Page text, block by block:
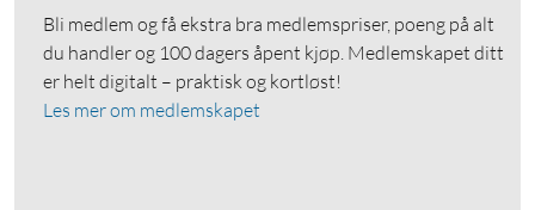
Bli medlem og få ekstra bra medlemspriser, poeng på alt
du handler og 100 dagers åpent kjøp. Medlemskapet ditt
er helt digitalt – praktisk og kortløst!
Les mer om medlemskapet